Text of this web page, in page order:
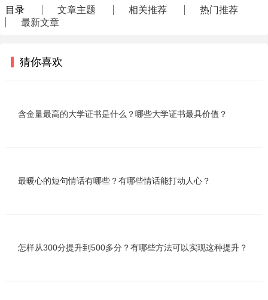
的三年时光：亲爱的家长、同学们
目录 文章主题 相关推荐
热门推荐
最新文章
猜你喜欢
含金量最高的大学证书是什么？哪些大学证书最具价值？
最暖心的短句情话有哪些？有哪些情话能打动人心？
怎样从300分提升到500多分？有哪些方法可以实现这种提升？